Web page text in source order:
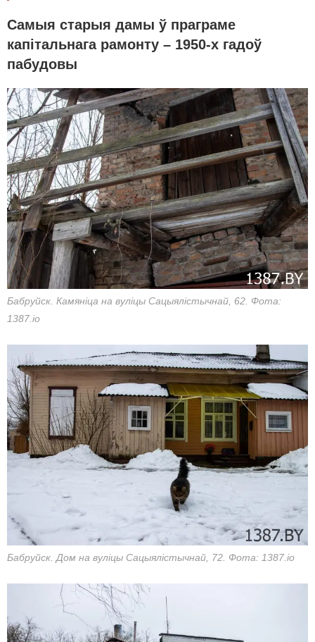
Самыя старыя дамы ў праграме
капітальнага рамонту – 1950-х гадоў
пабудовы
Бабруйск. Камяніца на вуліцы Сацыялістычнай, 62. Фота:
1387.io
Бабруйск. Дом на вуліцы Сацыялістычнай, 72. Фота: 1387.io